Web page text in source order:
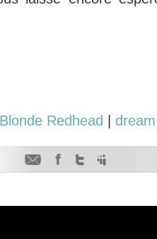
Blonde Redhead